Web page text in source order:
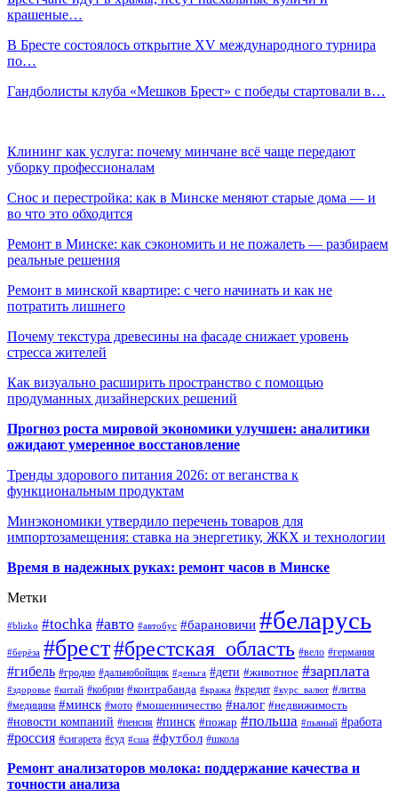
крашеные…
В Бресте состоялось открытие XV международного турнира
по…
Гандболисты клуба «Мешков Брест» с победы стартовали в…
Клининг как услуга: почему минчане всё чаще передают
уборку профессионалам
Снос и перестройка: как в Минске меняют старые дома — и
во что это обходится
Ремонт в Минске: как сэкономить и не пожалеть — разбираем
реальные решения
Ремонт в минской квартире: с чего начинать и как не
потратить лишнего
Почему текстура древесины на фасаде снижает уровень
стресса жителей
Как визуально расширить пространство с помощью
продуманных дизайнерских решений
Прогноз роста мировой экономики улучшен: аналитики
ожидают умеренное восстановление
Тренды здорового питания 2026: от веганства к
функциональным продуктам
Минэкономики утвердило перечень товаров для
импортозамещения: ставка на энергетику, ЖКХ и технологии
Время в надежных руках: ремонт часов в Минске
Метки
#blizko #tochka #авто #автобус #барановичи #беларусь
#берёза #брест#брестская_область #вело #германия
#гибель #гродно #дальнобойщик #деньга #дети #животное #зарплата
#здоровье #китай #кобрин #контрабанда #кража #кредит #курс_валют #литва
#медицина #минск #мото #мошенничество #налог #недвижимость
#новости компаний #пенсия #пинск #пожар #польша #пьяный #работа
#россия #сигарета #суд #сша #футбол #школа
Ремонт анализаторов молока: поддержание качества и
точности анализа